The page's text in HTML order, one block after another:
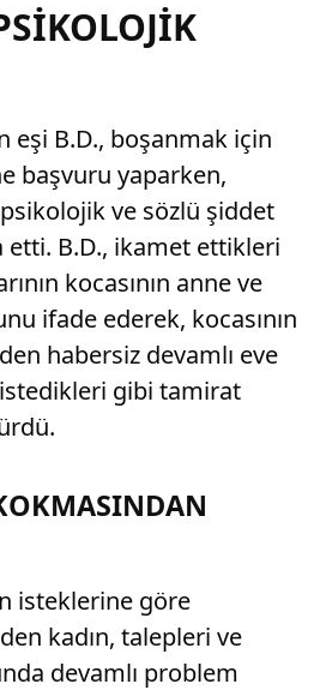
eşi B.D., boşanmak için
başvuru yaparken,
ve sözlü şiddet
etti. B.D., ikamet ettikleri
kocasının anne ve
ifade ederek, kocasının
habersiz devamlı eve
gibi tamirat
isteklerine göre
kadın, talepleri ve
devamlı problem